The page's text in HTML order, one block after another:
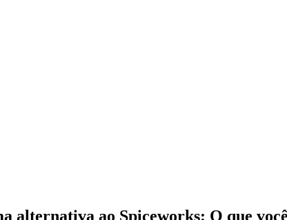
alternativa ao Spiceworks: O que